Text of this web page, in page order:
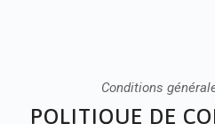
Conditions
POLITIQUE DE